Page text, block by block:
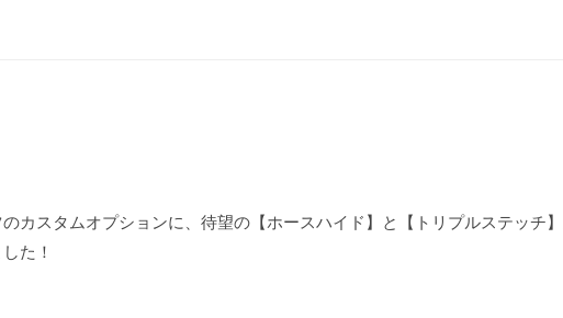
カスタムオプションに、待望の【ホースハイド】と【トリプルステッチ
た！